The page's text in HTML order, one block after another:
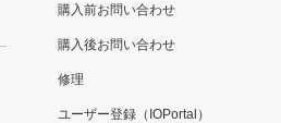
購入前お問い合わせ
購入後お問い合わせ
修理
ユーザー登録（IOPortal）